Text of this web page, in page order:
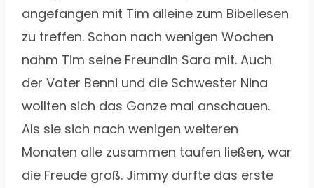
angefangen mit Tim alleine zum Bibellesen
zu treffen. Schon nach wenigen Wochen
nahm Tim seine Freundin Sara mit. Auch
der Vater Benni und die Schwester Nina
wollten sich das Ganze mal anschauen.
Als sie sich nach wenigen weiteren
Monaten alle zusammen taufen ließen, war
die Freude groß. Jimmy durfte das erste